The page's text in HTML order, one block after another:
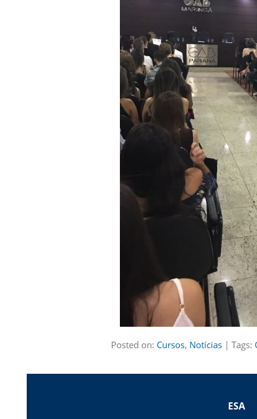
Posted on: Cursos, Notícias | Tags:
ESA